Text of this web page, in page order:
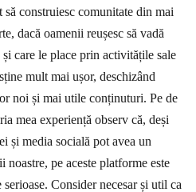
construiesc comunitate din mai
dacă oamenii reușesc să vadă
care le place prin activitățile sale
mult mai ușor, deschizând
noi și mai utile conținuturi. Pe de
mea experiență observ că, deși
și media socială pot avea un
pe aceste platforme este
Consider necesar și util ca